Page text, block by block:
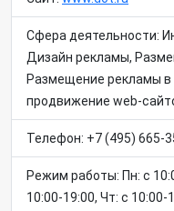
Сфера деятельности:
Дизайн рекламы,
Размещение рекламы
продвижение web-
Телефон: +7 (495) 665-
Режим работы: Пн: c
10:00-19:00, Чт: c 10:00-